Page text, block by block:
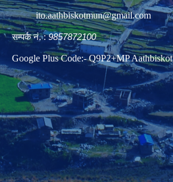
ito.aathbiskotmun@gmail.com
सम्पर्क नं. :9857872100
Google Plus Code:- Q9P2+MP Aathbiskot